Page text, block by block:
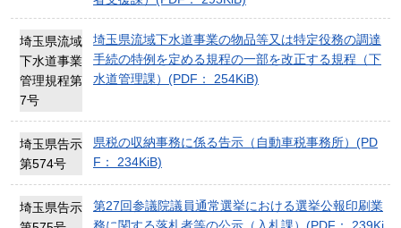
埼玉県流域
下水道事業
管理規程第
7号
埼玉県流域下水道事業の物品等又は特定役務の調達
手続の特例を定める規程の一部を改正する規程（下
水道管理課）(PDF： 254KiB)
埼玉県告示
第574号
県税の収納事務に係る告示（自動車税事務所）(PD
F： 234KiB)
埼玉県告示
第27回参議院議員通常選挙における選挙公報印刷業
務に関する落札者等の公示（入札課）(PDF： 239Ki